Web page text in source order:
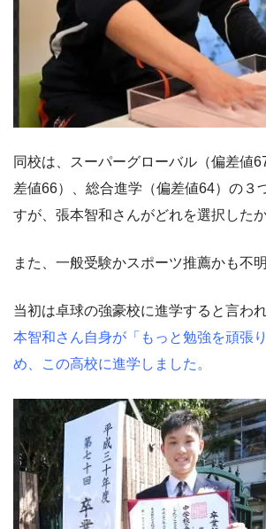
同校は、スーパーグローバル（偏差値
差値66）、総合進学（偏差値64）の３
すが、張本智和さんがどれを選択した
また、一般受験かスポーツ推薦かも不明
当初は卓球の強豪校に進学すると言わ
本智和さん自身が「もっと勉強を頑張
め、この高校に進学しました。